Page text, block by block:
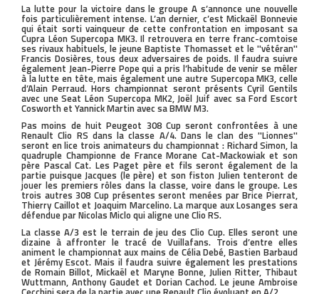
La lutte pour la victoire dans le groupe A s’annonce une nouvelle
fois particulièrement intense. L’an dernier, c’est Mickaël Bonnevie
qui était sorti vainqueur de cette confrontation en imposant sa
Cupra Léon Supercopa MK3. Il retrouvera en terre franc-comtoise
ses rivaux habituels, le jeune Baptiste Thomasset et le ''vétéran''
Francis Dosières, tous deux adversaires de poids. Il faudra suivre
également Jean-Pierre Pope qui a pris l’habitude de venir se mêler
à la lutte en tête, mais également une autre Supercopa MK3, celle
d’Alain Perraud. Hors championnat seront présents Cyril Gentils
avec une Seat Léon Supercopa MK2, Joël Juif avec sa Ford Escort
Cosworth et Yannick Martin avec sa BMW M3.
Pas moins de huit Peugeot 308 Cup seront confrontées à une
Renault Clio RS dans la classe A/4. Dans le clan des ''Lionnes''
seront en lice trois animateurs du championnat : Richard Simon, la
quadruple Championne de France Morane Cat-Mackowiak et son
père Pascal Cat. Les Paget père et fils seront également de la
partie puisque Jacques (le père) et son fiston Julien tenteront de
jouer les premiers rôles dans la classe, voire dans le groupe. Les
trois autres 308 Cup présentes seront menées par Brice Pierrat,
Thierry Caillot et Joaquim Marcelino. La marque aux Losanges sera
défendue par Nicolas Miclo qui aligne une Clio RS.
La classe A/3 est le terrain de jeu des Clio Cup. Elles seront une
dizaine à affronter le tracé de Vuillafans. Trois d’entre elles
animent le championnat aux mains de Célia Debé, Bastien Barbaud
et Jérémy Escot. Mais il faudra suivre également les prestations
de Romain Billot, Mickaël et Maryne Bonne, Julien Ritter, Thibaut
Wuttmann, Anthony Gaudet et Dorian Cachod. Le jeune Ambroise